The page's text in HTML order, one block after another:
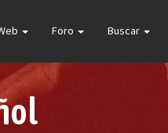
Foro Buscar